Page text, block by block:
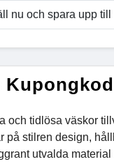
nu och spara upp
och tidlösa väskor
stilren design,
utvalda